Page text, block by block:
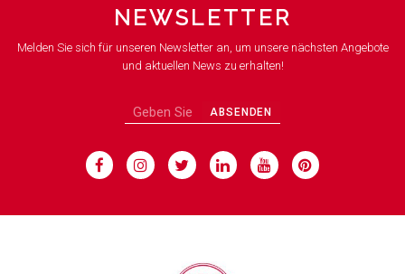
NEWSLETTER
Melden Sie sich für unseren Newsletter an, um unsere nächsten Angebote
und aktuellen News zu erhalten!
ABSENDEN